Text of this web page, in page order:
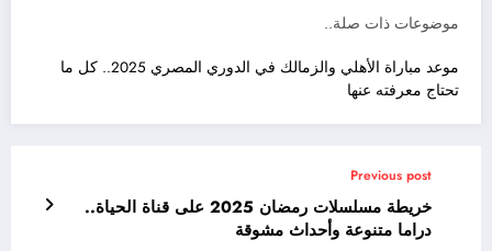
موضوعات ذات صلة..
موعد مباراة الأهلي والزمالك في الدوري المصري 2025.. كل ما
تحتاج معرفته عنها
Previous post
خريطة مسلسلات رمضان 2025 على قناة الحياة..
دراما متنوعة وأحداث مشوقة